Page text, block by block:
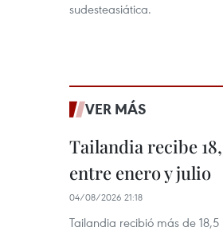
sudesteasiática.
VER MÁS
Tailandia recibe
entre enero y julio
04/08/2026 21:18
Tailandia recibió más de